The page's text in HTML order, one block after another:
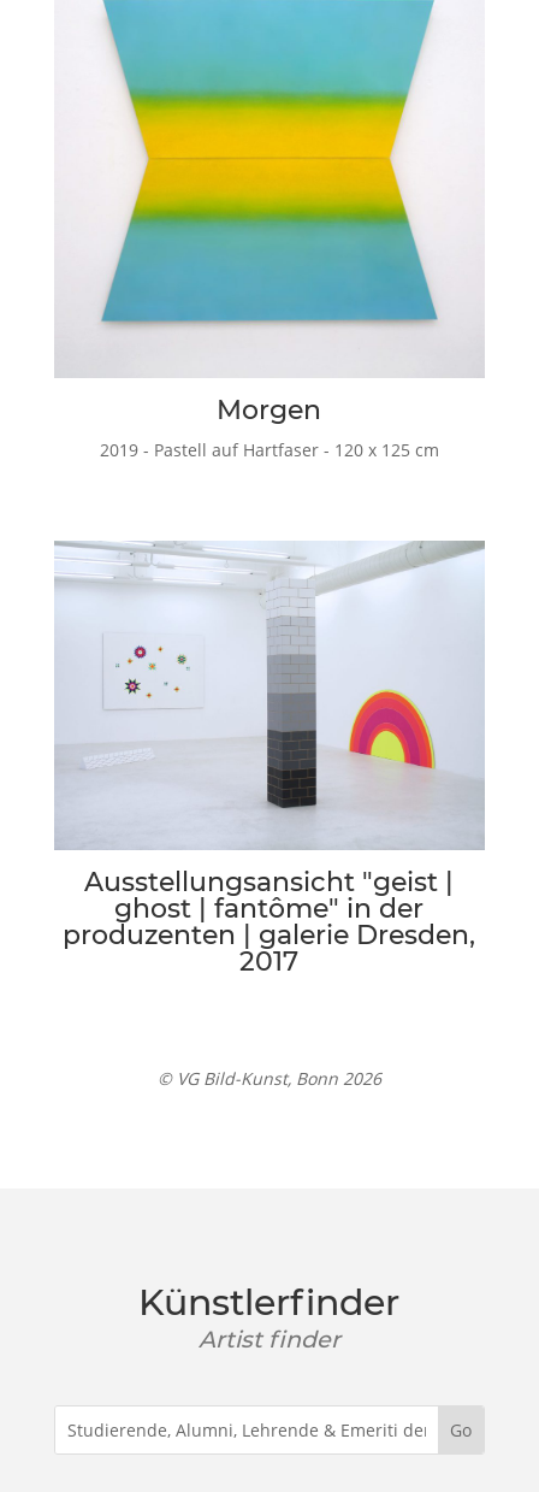
Morgen
2019 - Pastell auf Hartfaser - 120 x 125 cm
Ausstellungsansicht "geist |
ghost | fantôme" in der
produzenten | galerie Dresden,
2017
© VG Bild-Kunst, Bonn 2026
Künstlerfinder
Artist finder